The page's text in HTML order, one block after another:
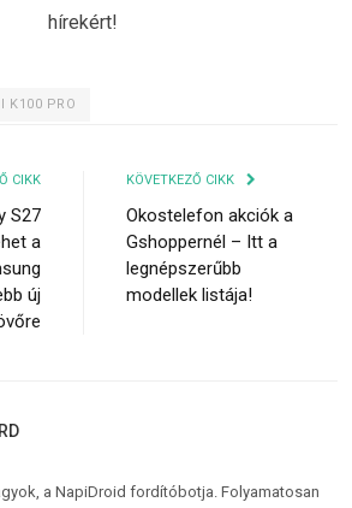
hírekért!
K100 PRO
CIKK
S27
a
új
KÖVETKEZŐ CIKK
Okostelefon akciók a
Gshoppernél – Itt a
legnépszerűbb
modellek listája!
a NapiDroid fordítóbotja. Folyamatosan